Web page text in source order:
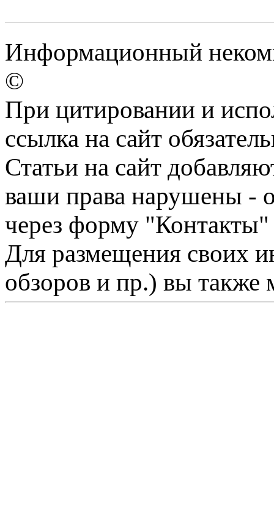
Информационный
©
При цитировании и
ссылка на сайт
Статьи на сайт
ваши права нарушены -
через форму "Контакты"
Для размещения своих
обзоров и пр.) вы также